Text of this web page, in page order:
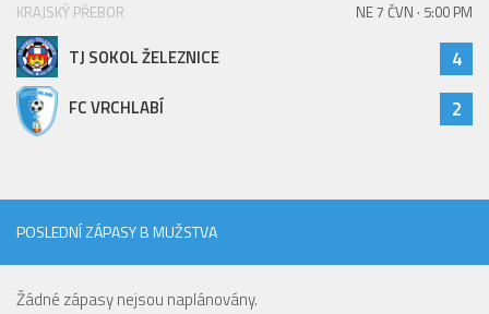
KRAJSKÝ PŘEBOR NE 7 ČVN · 5:00 PM
TJ SOKOL ŽELEZNICE 4
FC VRCHLABÍ 2
POSLEDNÍ ZÁPASY B MUŽSTVA
Žádné zápasy nejsou naplánovány.